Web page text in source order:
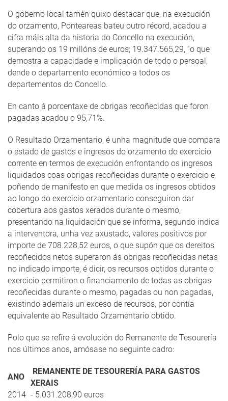
O goberno local tamén quixo destacar que, na execución
do orzamento, Ponteareas bateu outro récord, acadou a
cifra máis alta da historia do Concello na execución,
superando os 19 millóns de euros; 19.347.565,29, “o que
demostra a capacidade e implicación de todo o persoal,
dende o departamento económico a todos os
departementos do Concello.
En canto á porcentaxe de obrigas recoñecidas que foron
pagadas acadou o 95,71%.
O Resultado Orzamentario, é unha magnitude que compara
o estado de gastos e ingresos do orzamento do exercicio
corrente en termos de execución enfrontando os ingresos
liquidados coas obrigas recoñecidas durante o exercicio e
poñendo de manifesto en que medida os ingresos obtidos
ao longo do exercicio orzamentario conseguiron dar
cobertura aos gastos xerados durante o mesmo,
presentando na liquidación que se informa, segundo indica
a interventora, unha vez axustado, valores positivos por
importe de 708.228,52 euros, o que supón que os dereitos
recoñecidos netos superaron ás obrigas recoñecidas netas
no indicado importe, é dicir, os recursos obtidos durante o
exercicio permitiron o financiamento de todas as obrigas
recoñecidas durante o mesmo, pagadas ou non pagadas,
existindo ademais un exceso de recursos, por contía
equivalente ao Resultado Orzamentario obtido.
Polo que se refíre á evolución do Remanente de Tesourería
nos últimos anos, amósase no seguinte cadro:
ANO
REMANENTE DE TESOURERÍA PARA GASTOS
XERAIS
2014 - 5.031.208,90 euros